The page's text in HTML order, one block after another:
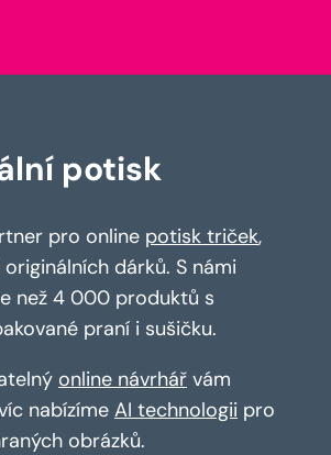
potisk
pro online potisk triček,
dárků. S námi
než 4 000 produktů s
praní i sušičku.
online návrhář vám
nabízíme AI technologii pro
obrázků.